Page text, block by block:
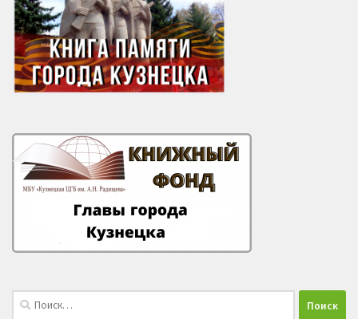
Найти: